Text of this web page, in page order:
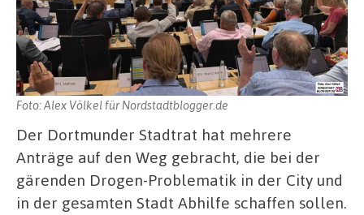
Foto: Alex Völkel für Nordstadtblogger.de
Der Dortmunder Stadtrat hat mehrere
Anträge auf den Weg gebracht, die bei der
gärenden Drogen-Problematik in der City und
in der gesamten Stadt Abhilfe schaffen sollen.